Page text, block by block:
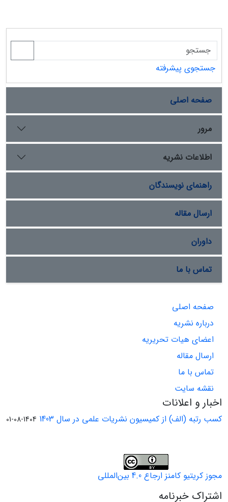
جستجوی پیشرفته
صفحه اصلی
مرور
اطلاعات نشریه
راهنمای نویسندگان
ارسال مقاله
داوران
تماس با ما
صفحه اصلی
درباره نشریه
اعضای هیات تحریریه
ارسال مقاله
تماس با ما
نقشه سایت
اخبار و اعلانات
کسب رتبه (الف) از کمیسیون نشریات علمی در سال 1403 1404-08-01
مجوز کریتیو کامنز ارجاع 4.0 بین‌المللی
اشتراک خبرنامه